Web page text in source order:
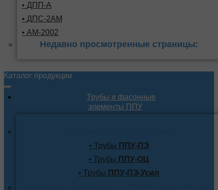
• ДПП-А
• ДПС-2АМ
• АМ-2002
Недавно просмотренные страницы:
Каталог продукции
Трубы и фасонные
элементы ППУ
• Трубы ППУ-ПЭ
• Трубы ППУ-ОЦ
• Трубы ППУ-ПЭ-Усил